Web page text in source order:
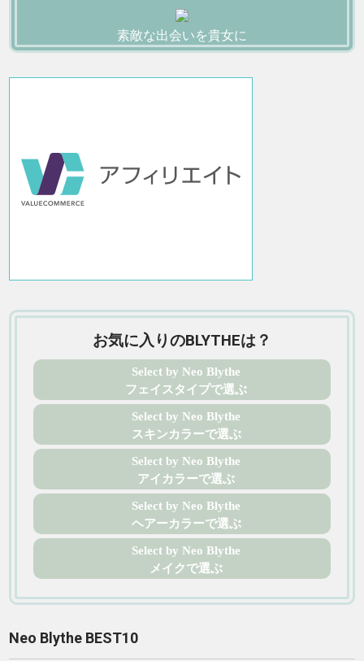
素敵な出会いを貴女に
お気に入りのBLYTHEは？
Select by Neo Blythe
フェイスタイプで選ぶ
Select by Neo Blythe
スキンカラーで選ぶ
Select by Neo Blythe
アイカラーで選ぶ
Select by Neo Blythe
ヘアーカラーで選ぶ
Select by Neo Blythe
メイクで選ぶ
Neo Blythe BEST10